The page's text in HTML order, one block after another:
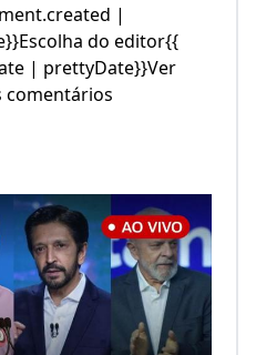
|
do editor{{
| prettyDate}}Ver
comentários